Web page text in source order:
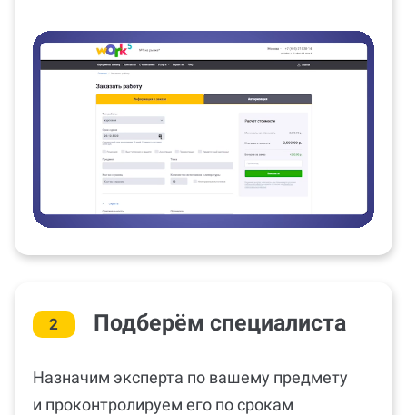
2 Подберём специалиста
Назначим эксперта по вашему предмету
и проконтролируем его по срокам